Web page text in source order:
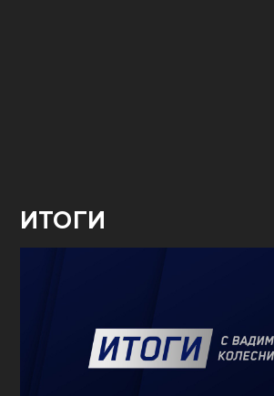
ИТОГИ